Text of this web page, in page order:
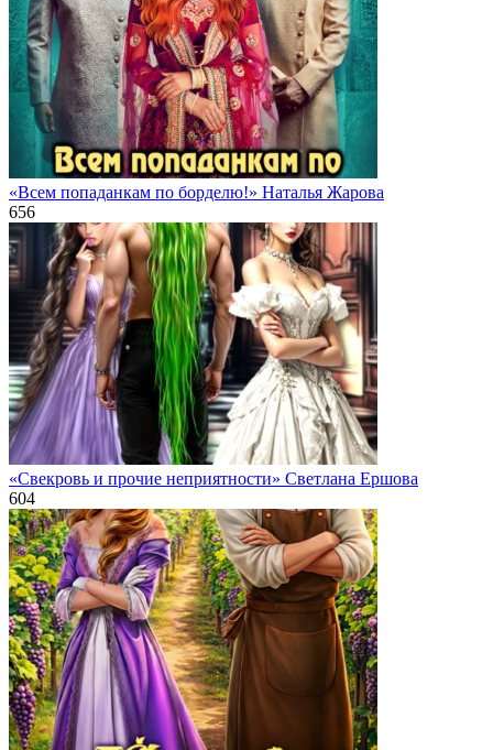
«Всем попаданкам по борделю!» Наталья Жарова
656
«Свекровь и прочие неприятности» Светлана Ершова
604